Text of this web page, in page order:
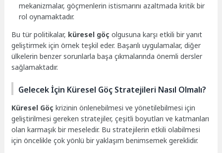
mekanizmalar, göçmenlerin istismarını azaltmada kritik bir
rol oynamaktadır.
Bu tür politikalar, küresel göç olgusuna karşı etkili bir yanıt
geliştirmek için örnek teşkil eder. Başarılı uygulamalar, diğer
ülkelerin benzer sorunlarla başa çıkmalarında önemli dersler
sağlamaktadır.
Gelecek İçin Küresel Göç Stratejileri Nasıl Olmalı?
Küresel Göç krizinin önlenebilmesi ve yönetilebilmesi için
geliştirilmesi gereken stratejiler, çeşitli boyutları ve katmanları
olan karmaşık bir meseledir. Bu stratejilerin etkili olabilmesi
için öncelikle çok yönlü bir yaklaşım benimsemek gereklidir.